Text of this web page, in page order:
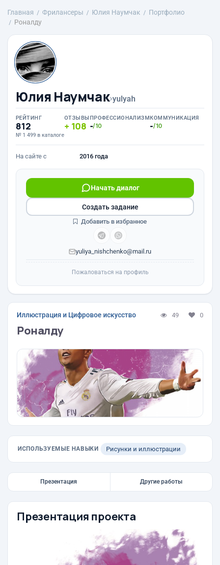
Главная Фрилансеры Юлия Наумчак
Портфолио
Роналду
Юлия Наумчак›yulyah
РЕЙТИНГ
812
№ 1 499 в каталоге
ОТЗЫВЫ
108
ПРОФЕССИОНАЛИЗМ
-/10
КОММУНИКАЦИЯ
-/10
На сайте с 2016 года
Начать диалог
yuliya_nishchenko@mail.ru
Создать задание
Добавить в избранное
Пожаловаться на профиль
Иллюстрация и Цифровое искусство 49 0
Роналду
ИСПОЛЬЗУЕМЫЕ НАВЫКИ Рисунки и иллюстрации
Презентация Другие работы
Презентация проекта